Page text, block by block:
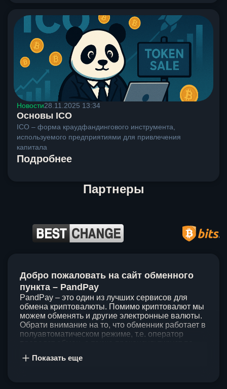
Новости28.11.2025 13:34
Основы ICO
ICO – форма краудфандингового инструмента,
используемого предприятиями для привлечения
капитала
Подробнее
Партнеры
Добро пожаловать на сайт обменного
пункта – PandPay
PandPay – это один из лучших сервисов для
обмена криптовалюты. Помимо криптовалют мы
можем обменять и другие электронные валюты.
Обрати внимание на то, что обменник работает в
полуавтоматическом режиме, т.е. оператор
клиентов, поэтому стараемся проводить обмены
Показать еще